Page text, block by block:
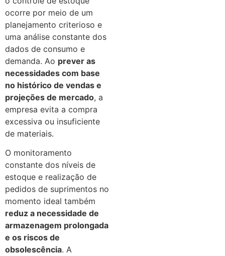
ocorre por meio de um
planejamento criterioso e
uma análise constante dos
dados de consumo e
demanda. Ao prever as
necessidades com base
no histórico de vendas e
projeções de mercado, a
empresa evita a compra
excessiva ou insuficiente
de materiais.
O monitoramento
constante dos níveis de
estoque e realização de
pedidos de suprimentos no
momento ideal também
reduz a necessidade de
armazenagem prolongada
e os riscos de
obsolescência. A